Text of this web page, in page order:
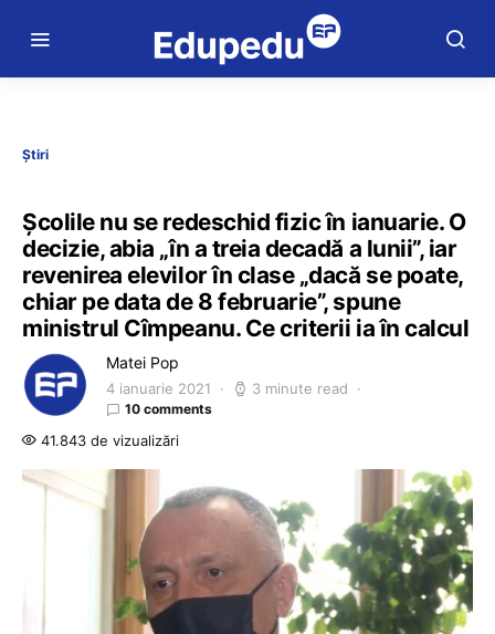
Știri
Școlile nu se redeschid fizic în ianuarie. O
decizie, abia „în a treia decadă a lunii”, iar
revenirea elevilor în clase „dacă se poate,
chiar pe data de 8 februarie”, spune
ministrul Cîmpeanu. Ce criterii ia în calcul
Matei Pop
4 ianuarie 2021 3 minute read
10 comments
41.843 de vizualizări